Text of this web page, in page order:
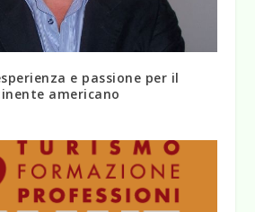
e passione per il
americano